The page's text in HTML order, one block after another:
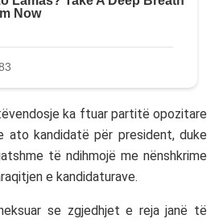
ka ftuar partitë opozitare
ato kandidatë për president, duke
të ndihmojë me nënshkrime
e kandidaturave.
se zgjedhjet e reja janë të